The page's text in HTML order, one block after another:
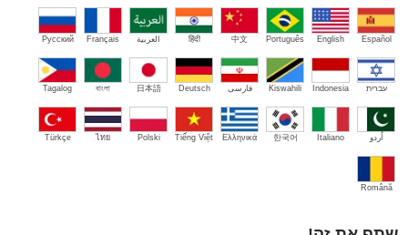
Español
English
Português
中文
हिंदी العربية Français
Русский
עברית Indonesia
Kiswahili فارسی Deutsch
日本語
বাংলা
Tagalog
اُردو Italiano
한국어
Ελληνικά
Tiếng Việt
Polski
ไทย
Türkçe
Română